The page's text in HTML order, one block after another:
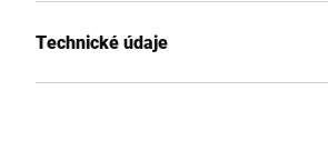
Technické údaje